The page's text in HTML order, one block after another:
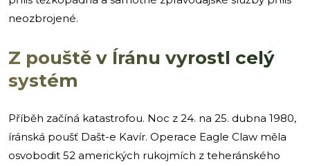
neozbrojené.
Z pouště v Íránu vyrostl celý
systém
Příběh začíná katastrofou. Noc z 24. na 25. dubna 1980,
íránská poušť Dašt-e Kavír. Operace Eagle Claw měla
osvobodit 52 amerických rukojmích z teheránského